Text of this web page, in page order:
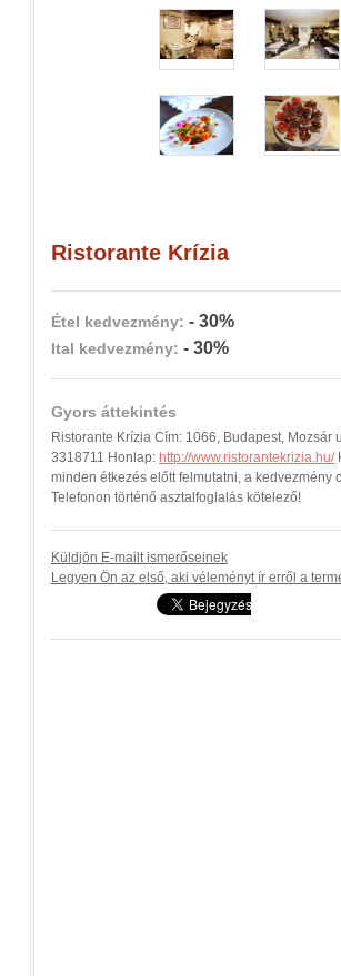
Ristorante Krízia
Étel kedvezmény: - 30%
Ital kedvezmény: - 30%
Gyors áttekintés
Ristorante Krízia Cím: 1066, Budapest, Mozsár
3318711 Honlap: http://www.ristorantekrizia.hu/
minden étkezés előtt felmutatni, a kedvezmény
Telefonon történő asztalfoglalás kötelező!
Küldjön E-mailt ismerőseinek
Legyen Ön az első, aki véleményt ír erről a